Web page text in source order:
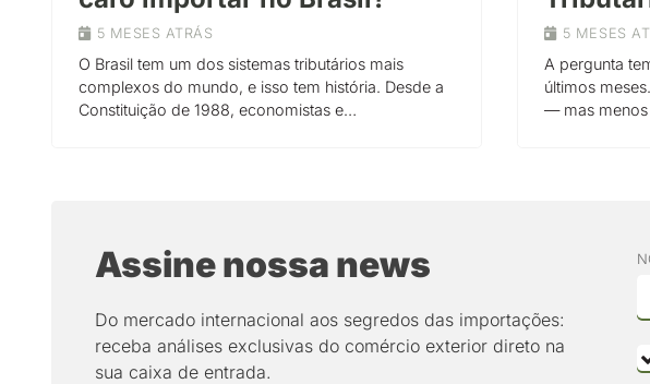
5 MESES ATRÁS
O Brasil tem um dos sistemas tributários mais
complexos do mundo, e isso tem história. Desde a
Constituição de 1988, economistas e…
5 MESES
A pergunta
últimos
— mas menos
Assine nossa news
Do mercado internacional aos segredos das importações:
receba análises exclusivas do comércio exterior direto na
sua caixa de entrada.